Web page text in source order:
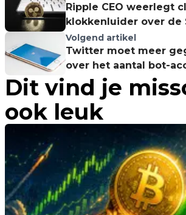
Ripple CEO weerlegt
klokkenluider over de
Volgend artikel
Twitter moet meer
over het aantal bot-
Elon Musk
Dit vind je
ook leuk